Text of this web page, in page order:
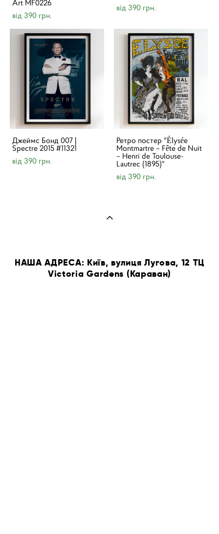
Art MF0226
від 390 грн.
від 390 грн.
Джеймс Бонд 007 |
Spectre 2015 #11321
від 390 грн.
Ретро постер "Élysée
Montmartre – Fête de Nuit
– Henri de Toulouse-
Lautrec (1895)"
від 390 грн.
НАША АДРЕСА: Київ, вулиця Лугова, 12 ТЦ
Victoria Gardens (Караван)